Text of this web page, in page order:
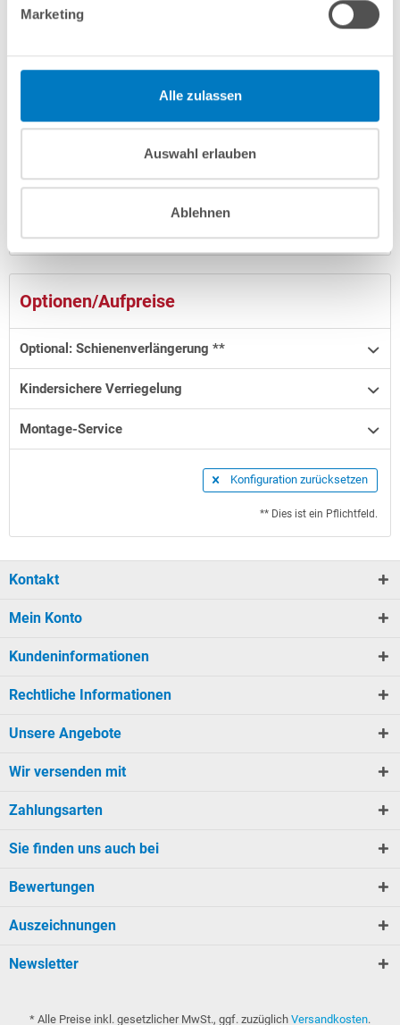
Marketing
Alle zulassen
Auswahl erlauben
Ablehnen
Optionen/Aufpreise
Optional: Schienenverlängerung **
Kindersichere Verriegelung
Montage-Service
Konfiguration zurücksetzen
** Dies ist ein Pflichtfeld.
Kontakt
Mein Konto
Kundeninformationen
Rechtliche Informationen
Unsere Angebote
Wir versenden mit
Zahlungsarten
Sie finden uns auch bei
Bewertungen
Auszeichnungen
Newsletter
* Alle Preise inkl. gesetzlicher MwSt., ggf. zuzüglich Versandkosten.